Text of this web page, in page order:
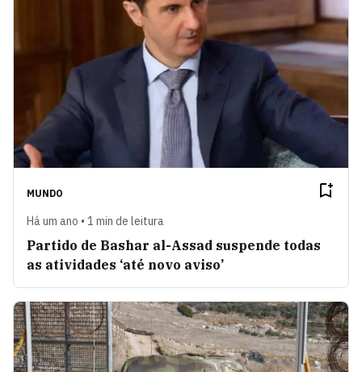
MUNDO
Há um ano • 1 min de leitura
Partido de Bashar al-Assad suspende todas
as atividades ‘até novo aviso’